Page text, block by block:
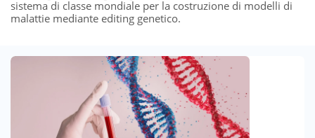
sistema di classe mondiale per la costruzione di modelli di
malattie mediante editing genetico.